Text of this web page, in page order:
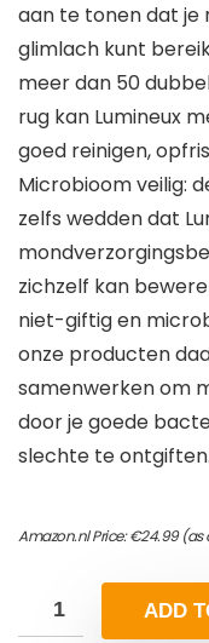
aan te tonen dat je
glimlach kunt
meer dan 50
rug kan Lumineux
goed reinigen,
Microbioom veilig:
zelfs wedden dat
zichzelf kan
niet-giftig en
onze producten
samenwerken om
door je goede
slechte te ontgiften.
Amazon.nl Price:€24.99(as
ADD